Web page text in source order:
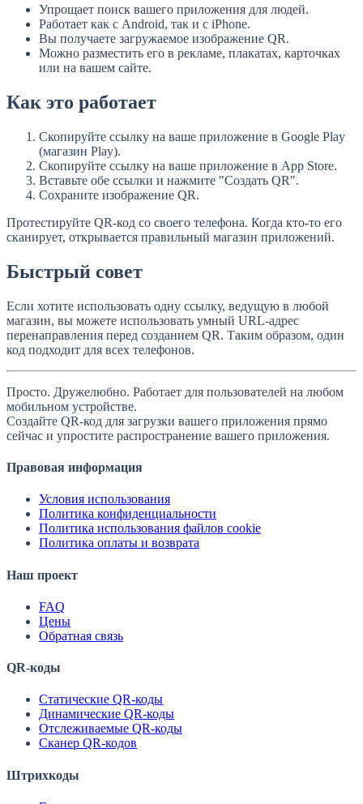
Упрощает поиск вашего приложения для людей.
Работает как с Android, так и с iPhone.
Вы получаете загружаемое изображение QR.
Можно разместить его в рекламе, плакатах, карточках
или на вашем сайте.
Как это работает
Скопируйте ссылку на ваше приложение в Google Play
(магазин Play).
Скопируйте ссылку на ваше приложение в App Store.
Вставьте обе ссылки и нажмите "Создать QR".
Сохраните изображение QR.
Протестируйте QR-код со своего телефона. Когда кто-то его
сканирует, открывается правильный магазин приложений.
Быстрый совет
Если хотите использовать одну ссылку, ведущую в любой
магазин, вы можете использовать умный URL-адрес
перенаправления перед созданием QR. Таким образом, один
код подходит для всех телефонов.
Просто. Дружелюбно. Работает для пользователей на любом
мобильном устройстве.
Создайте QR-код для загрузки вашего приложения прямо
сейчас и упростите распространение вашего приложения.
Правовая информация
Условия использования
Политика конфиденциальности
Политика использования файлов cookie
Политика оплаты и возврата
Наш проект
FAQ
Цены
Обратная связь
QR-коды
Статические QR-коды
Динамические QR-коды
Отслеживаемые QR-коды
Сканер QR-кодов
Штрихкоды